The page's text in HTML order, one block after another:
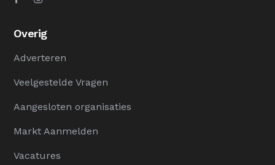
Overig
Adverteren
Veelgestelde Vragen
Aangesloten organisaties
Markt Aanmelden
Vacatures